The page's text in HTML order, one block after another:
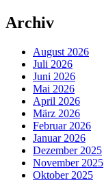
Archiv
August 2026
Juli 2026
Juni 2026
Mai 2026
April 2026
März 2026
Februar 2026
Januar 2026
Dezember 2025
November 2025
Oktober 2025